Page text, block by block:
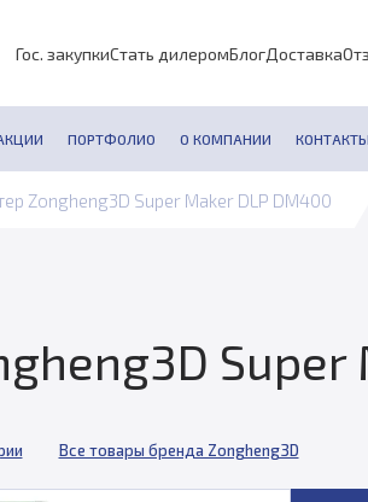
Гос. закупкиСтать дилеромБлогДоставка
ПОРТФОЛИО О КОМПАНИИ КОНТАКТЫ
Zongheng3D Super Maker DLP DM400
Super
Все товары бренда Zongheng3D